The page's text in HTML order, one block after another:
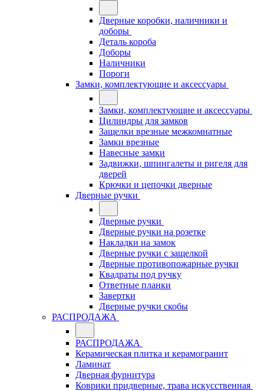
Дверные коробки, наличники и
доборы
Деталь короба
Доборы
Наличники
Пороги
Замки, комплектующие и аксессуары
Замки, комплектующие и аксессуары
Цилиндры для замков
Защелки врезные межкомнатные
Замки врезные
Навесные замки
Задвижки, шпингалеты и ригеля для
дверей
Крючки и цепочки дверные
Дверные ручки
Дверные ручки
Дверные ручки на розетке
Накладки на замок
Дверные ручки с защелкой
Дверные противопожарные ручки
Квадраты под ручку
Ответные планки
Завертки
Дверные ручки скобы
РАСПРОДАЖА
РАСПРОДАЖА
Керамическая плитка и керамогранит
Ламинат
Дверная фурнитура
Коврики придверные, трава искусственная